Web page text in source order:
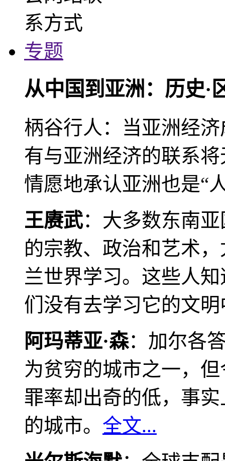
专题
从中国到亚洲：历史·
柄谷行人：当亚洲经
有与亚洲经济的联系
情愿地承认亚洲也是“
王赓武：大多数东南
的宗教、政治和艺术
兰世界学习。这些人
们没有去学习它的文
阿玛蒂亚·森：加尔各
为贫穷的城市之一，
罪率却出奇的低，事
的城市。 全文...